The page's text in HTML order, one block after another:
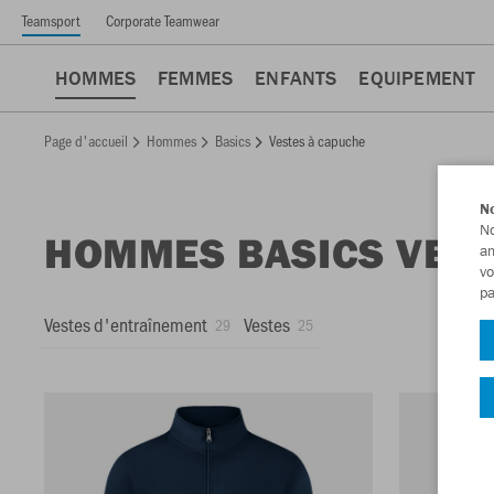
Teamsport Corporate Teamwear
HOMMES FEMMES ENFANTS EQUIPEMENT
Page d'accueil Hommes Basics Vestes à capuche
HOMMES BASICS
Vestes d'entraînement 29 Vestes 25